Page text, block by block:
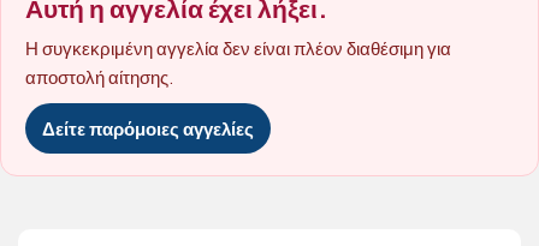
Αυτή η αγγελία έχει λήξει.
Η συγκεκριμένη αγγελία δεν είναι πλέον διαθέσιμη για
αποστολή αίτησης.
Δείτε παρόμοιες αγγελίες